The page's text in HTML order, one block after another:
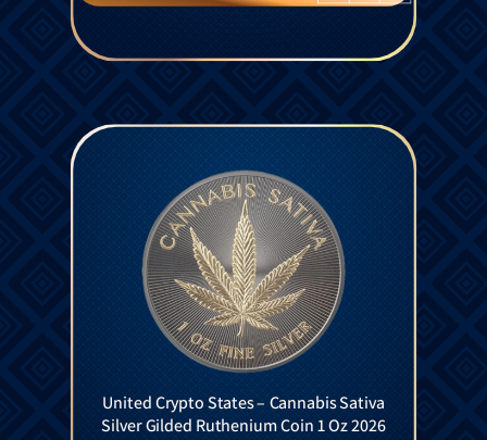
United Crypto States – Cannabis Sativa
Silver Gilded Ruthenium Coin 1 Oz 2026